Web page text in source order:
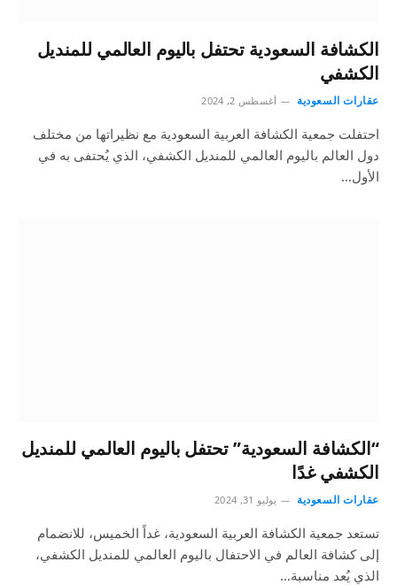
الكشافة السعودية تحتفل باليوم العالمي للمنديل
الكشفي
عقارات السعودية أغسطس 2, 2024
احتفلت جمعية الكشافة العربية السعودية مع نظيراتها من مختلف
دول العالم باليوم العالمي للمنديل الكشفي، الذي يُحتفى به في
الأول…
“الكشافة السعودية” تحتفل باليوم العالمي للمنديل
الكشفي غدًا
عقارات السعودية يوليو 31, 2024
تستعد جمعية الكشافة العربية السعودية، غداً الخميس، للانضمام
إلى كشافة العالم في الاحتفال باليوم العالمي للمنديل الكشفي،
الذي يُعد مناسبة…